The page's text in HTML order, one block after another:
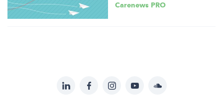
Carenews PRO
LinkedInFacebookInstagramYouTubeSoundcloud